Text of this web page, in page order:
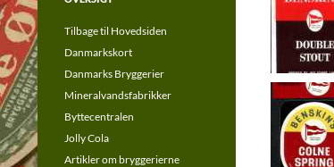
Tilbage til Hovedsiden
Danmarkskort
Danmarks Bryggerier
Mineralvandsfabrikker
Byttecentralen
Jolly Cola
Artikler om bryggerierne